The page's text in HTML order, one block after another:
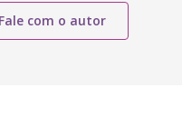
Fale com o autor